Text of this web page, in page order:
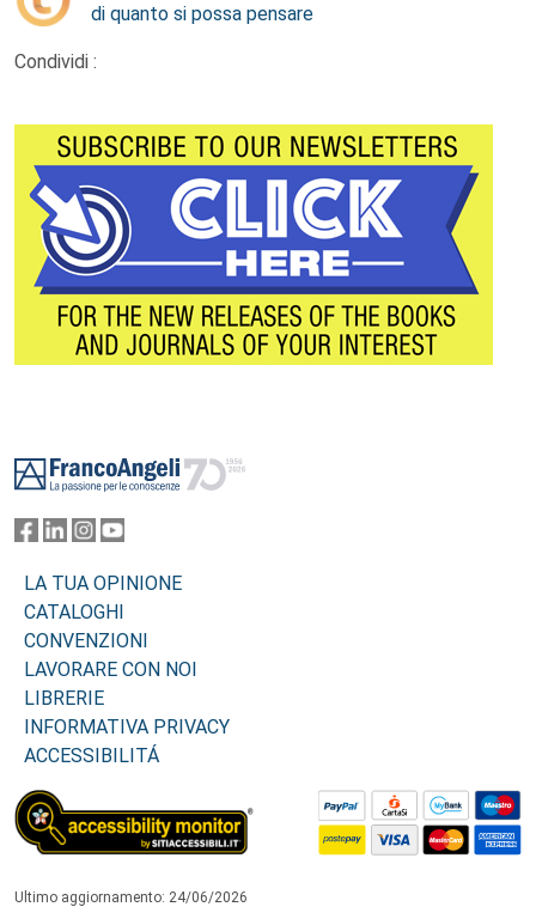
di quanto si possa pensare
Condividi :
LA TUA OPINIONE
CATALOGHI
CONVENZIONI
LAVORARE CON NOI
LIBRERIE
INFORMATIVA PRIVACY
ACCESSIBILITÁ
Ultimo aggiornamento: 24/06/2026